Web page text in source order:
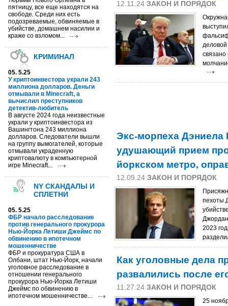
пятницу, все еще находятся на
свободе. Среди них есть
подозреваемые, обвиняемые в
убийстве, домашнем насилии и
краже со взломом...
КРИМИНАЛ
05. 5.25
У криптоинвестора украли 243
миллиона долларов. Деньги
отмывали в Minecraft, а
вычислил преступников
детектив-любитель
В августе 2024 года неизвестные
украли у криптоинвестора из
Вашингтона 243 миллиона
долларов. Cледователи вышли
на группу вымогателей, которые
отмывали украденную
криптовалюту в компьютерной
игре Minecraft...
NY СКАНДАЛЫ И
СПЛЕТНИ
05. 5.25
ФБР начало расследование
против генерального прокурора
Нью-Йорка Летиши Джеймс по
обвинению в ипотечном
мошенничестве
ФБР и прокуратура США в
Олбани, штат Нью-Йорк, начали
уголовное расследование в
отношении генерального
прокурора Нью-Йорка Летиши
Джеймс по обвинению в
ипотечном мошенничестве...
12.11.24 ЗАКОН И ПОРЯДОК
деловой
связано
Экс-морпеха
удушающий прием
йоркском метро,
12.09.24 ЗАКОН И ПОРЯДОК
пехоты
2023
Как уголовные дела
развалились после
11.27.24 ЗАКОН И ПОРЯДОК
25